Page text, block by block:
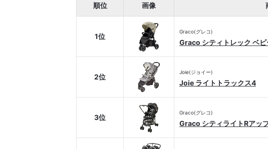
順位 画像
1位
Graco(グレコ)
Graco シティトレック ベ
2位
Joie(ジョイー)
Joie ライトトラックス4
3位
Graco(グレコ)
Graco シティライトRアッ